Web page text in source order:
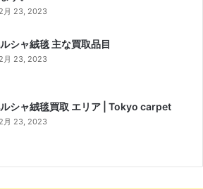
2月 23, 2023
シャ絨毯 主な買取品目
2月 23, 2023
シャ絨毯買取 エリア | Tokyo carpet
2月 23, 2023